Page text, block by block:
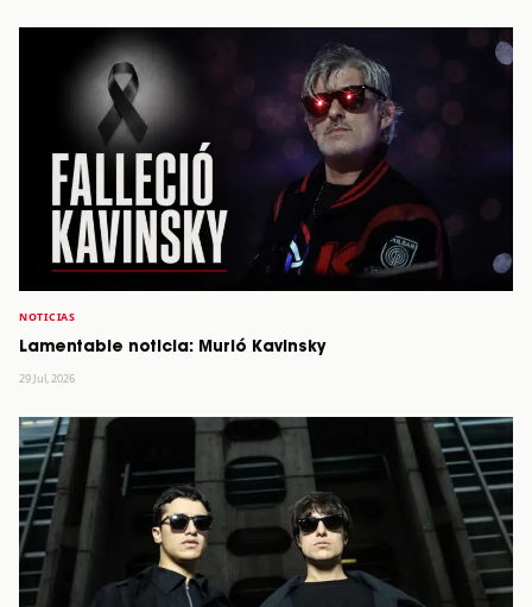
NOTICIAS
Lamentable noticia: Murió Kavinsky
29 Jul, 2026